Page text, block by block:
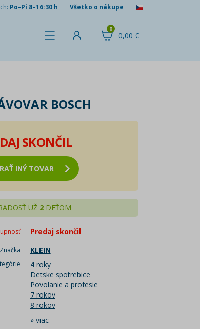
Po–Pi 8–16:30 h Všetko o nákupe
0,00 €
0
BOSCH
SKONČIL
INÝ TOVAR
UŽ 2 DEŤOM
Predaj skončil
Značka KLEIN
4 roky
Detske spotrebice
Povolanie a profesie
7 rokov
8 rokov
» viac